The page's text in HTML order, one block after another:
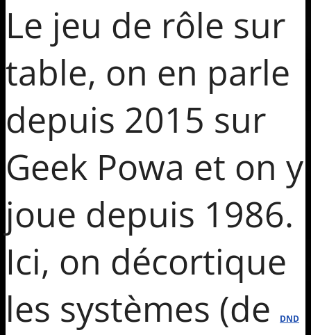
Le jeu de rôle sur
table, on en parle
depuis 2015 sur
Geek Powa et on y
joue depuis 1986.
Ici, on décortique
les systèmes (de
DND